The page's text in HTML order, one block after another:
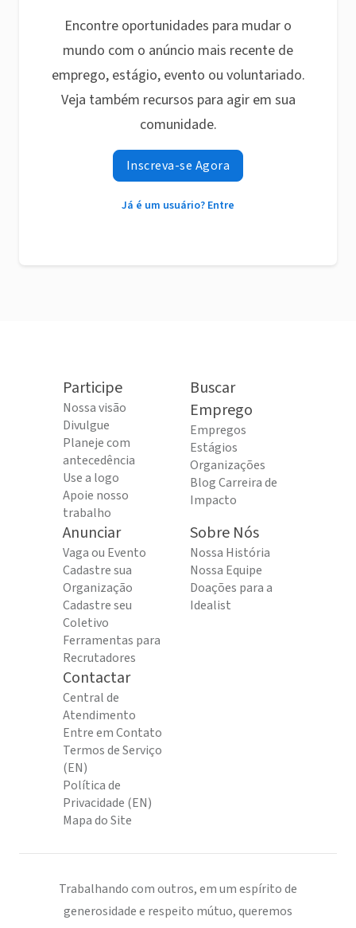
Encontre oportunidades para mudar o
mundo com o anúncio mais recente de
emprego, estágio, evento ou voluntariado.
Veja também recursos para agir em sua
comunidade.
Inscreva-se Agora
Já é um usuário? Entre
Participe
Nossa visão
Divulgue
Planeje com
antecedência
Use a logo
Apoie nosso
trabalho
Buscar
Emprego
Empregos
Estágios
Organizações
Blog Carreira de
Impacto
Anunciar
Vaga ou Evento
Cadastre sua
Organização
Cadastre seu
Coletivo
Ferramentas para
Recrutadores
Sobre Nós
Nossa História
Nossa Equipe
Doações para a
Idealist
Contactar
Central de
Atendimento
Entre em Contato
Termos de Serviço
(EN)
Política de
Privacidade (EN)
Mapa do Site
Trabalhando com outros, em um espírito de
generosidade e respeito mútuo, queremos